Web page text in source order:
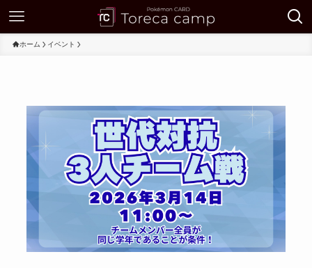
ホーム イベント